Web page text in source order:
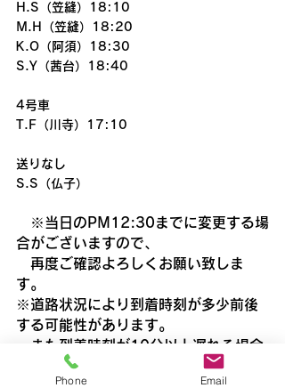
H.S（笠縫）18:10
M.H（笠縫）18:20
K.O（阿須）18:30
S.Y（茜台）18:40
4号車
T.F（川寺）17:10
送りなし
S.S（仏子）
※当日のPM12:30までに変更する場
合がございますので、
再度ご確認よろしくお願い致しま
す。
※道路状況により到着時刻が多少前後
する可能性があります。
また到着時刻が10分以上遅れる場合
にはあらかじめご連絡いたします。
Phone Email